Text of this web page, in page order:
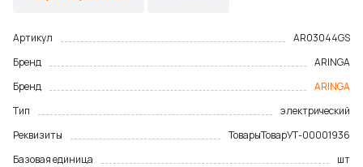
Артикул
AR03044GS
Бренд
ARINGA
Бренд
ARINGA
Тип
электрический
Реквизиты
ТоварыТоварУТ-00001936
Базовая единица
шт